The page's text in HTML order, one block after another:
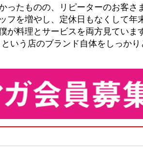
ったものの、リピーターのお客さ
フを増やし、定休日もなくして年
が料理とサービスを両方見ていま
いう店のブランド自体をしっか